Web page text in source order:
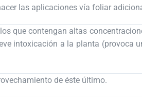
las aplicaciones vía foliar
que contengan altas
intoxicación a la planta (provoca
de éste último.